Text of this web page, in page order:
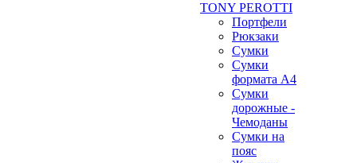
TONY PEROTTI
Портфели
Рюкзаки
Сумки
Сумки
формата А4
Сумки
дорожные -
Чемоданы
Сумки на
пояс